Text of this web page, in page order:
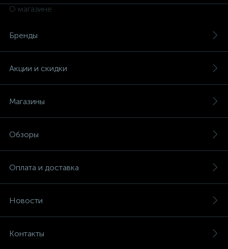
О магазине
Бренды
Акции и скидки
Магазины
Обзоры
Оплата и доставка
Новости
Контакты